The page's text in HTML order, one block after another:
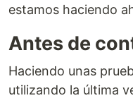
estamos haciendo
Antes de
Haciendo unas
utilizando la última